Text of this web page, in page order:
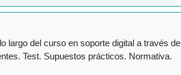
largo del curso en soporte digital a través de
Test. Supuestos prácticos. Normativa.